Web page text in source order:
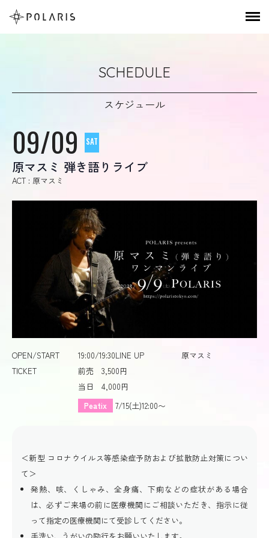
SCHEDULE
スケジュール
09/09 SAT
原マスミ 弾き語りライブ
ACT : 原マスミ
OPEN/START 19:00/19:30LINE UP
原マスミ
TICKET
前売 3,500円
当日 4,000円
Peatix
7/15(土)12:00〜
＜新型 コロナウイルス等感染症予防および拡散防止対策につい
て＞
発熱、咳、くしゃみ、全身痛、下痢などの症状がある場合
は、必ずご来場の前に医療機関にご相談いただき、指示に従
って指定の医療機関にて受診してください。